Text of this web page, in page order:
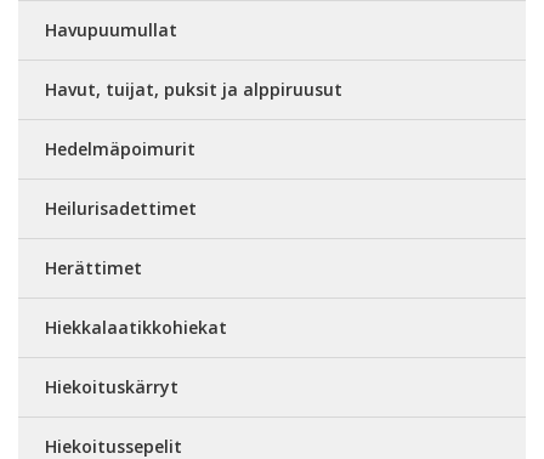
Havupuumullat
Havut, tuijat, puksit ja alppiruusut
Hedelmäpoimurit
Heilurisadettimet
Herättimet
Hiekkalaatikkohiekat
Hiekoituskärryt
Hiekoitussepelit